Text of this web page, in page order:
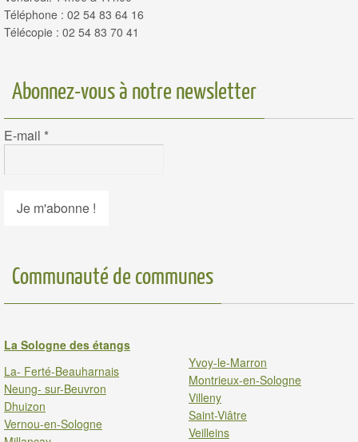
Téléphone : 02 54 83 64 16
Télécopie : 02 54 83 70 41
Abonnez-vous à notre newsletter
E-mail *
Communauté de communes
La Sologne des étangs
La- Ferté-Beauharnais
Neung- sur-Beuvron
Dhuizon
Vernou-en-Sologne
Yvoy-le-Marron
Montrieux-en-Sologne
Villeny
Saint-Viâtre
Veilleins